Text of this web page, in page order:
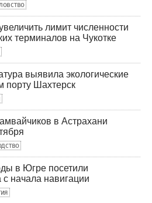
лимит численности
терминалов на Чукотке
выявила экологические
порту Шахтерск
в Астрахани
в Югре посетили
начала навигации